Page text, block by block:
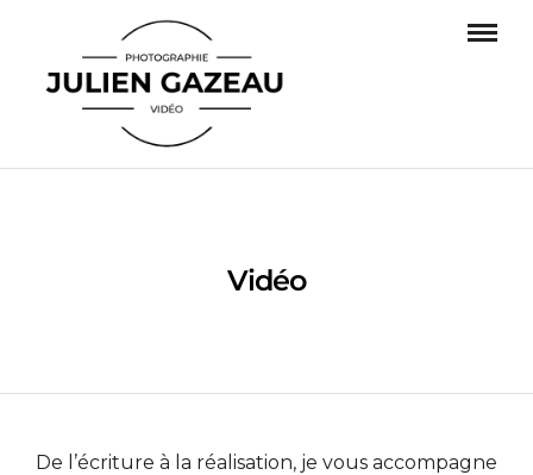
Vidéo
De l’écriture à la réalisation, je vous accompagne